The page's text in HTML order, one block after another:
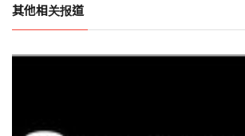
其他相关报道